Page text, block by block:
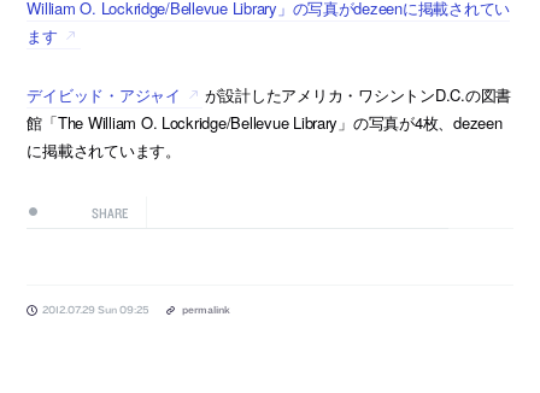
William O. Lockridge/Bellevue Library」の写真がdezeenに掲載されてい
ます
デイビッド・アジャイ
が設計したアメリカ・ワシントンD.C.の図書
館「The William O. Lockridge/Bellevue Library」の写真が4枚、dezeen
に掲載されています。
SHARE
2012.07.29 Sun 09:25 permalink